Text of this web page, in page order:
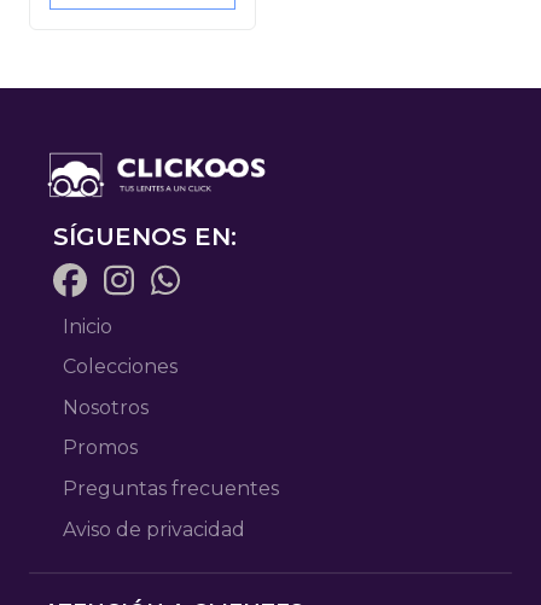
SÍGUENOS EN:
Inicio
Colecciones
Nosotros
Promos
Preguntas frecuentes
Aviso de privacidad